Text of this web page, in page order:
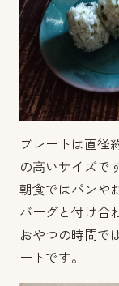
プレートは直径
の高いサイズで
朝食ではパンや
バーグと付け合
おやつの時間で
ートです。